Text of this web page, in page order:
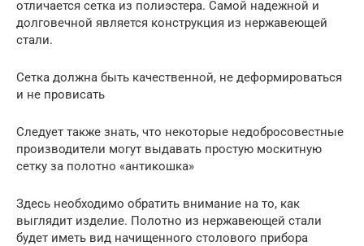
отличается сетка из полиэстера. Самой надежной и
долговечной является конструкция из нержавеющей
стали.
Сетка должна быть качественной, не деформироваться
и не провисать
Следует также знать, что некоторые недобросовестные
производители могут выдавать простую москитную
сетку за полотно «антикошка»
Здесь необходимо обратить внимание на то, как
выглядит изделие. Полотно из нержавеющей стали
будет иметь вид начищенного столового прибора